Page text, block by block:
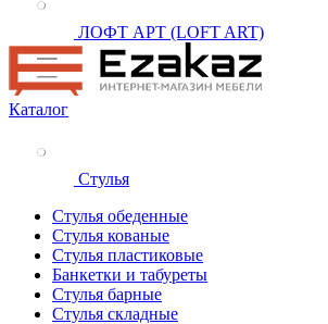
ЛОФТ АРТ (LOFT ART)
Каталог
Стулья
Стулья обеденные
Стулья кованые
Стулья пластиковые
Банкетки и табуреты
Стулья барные
Стулья складные